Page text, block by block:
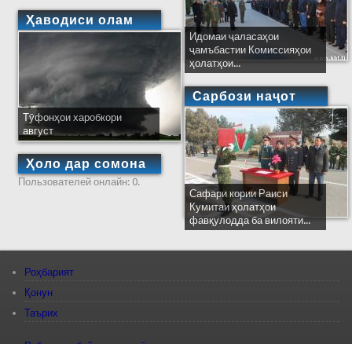
Ҳаводиси олам
Тӯфонҳои харобкори
август
Ҳоло дар сомона
Пользователей онлайн: 0.
Идомаи ҷаласаҳои
ҷамъбастии Комиссияҳои
ҳолатҳои...
Сарбози наҷот
Сафари кории Раиси
Кумитаи ҳолатҳои
фавқулодда ба вилояти...
Роҳбарият
Қонун
Таърих